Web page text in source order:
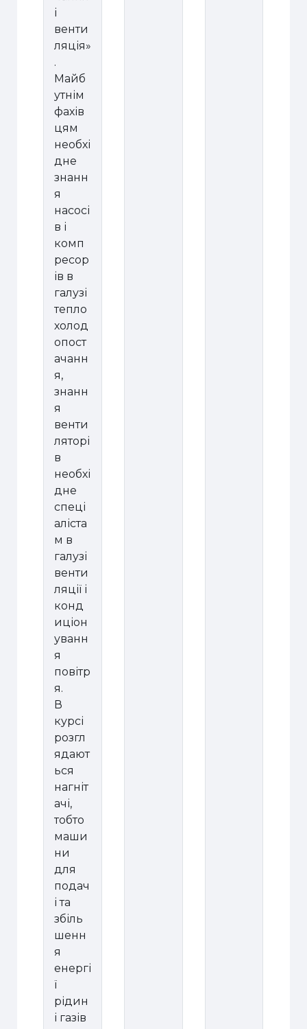
і
венти
ляція»
.
Майб
утнім
фахів
цям
необхі
дне
знанн
я
насосі
в і
комп
ресор
ів в
галузі
тепло
холод
опост
ачанн
я,
знанн
я
венти
ляторі
в
необхі
дне
спеці
аліста
м в
галузі
венти
ляції і
конд
иціон
уванн
я
повітр
я.
В
курсі
розгл
ядают
ься
нагніт
ачі,
тобто
маши
ни
для
подач
і та
збіль
шенн
я
енергі
ї
рідин
і газів